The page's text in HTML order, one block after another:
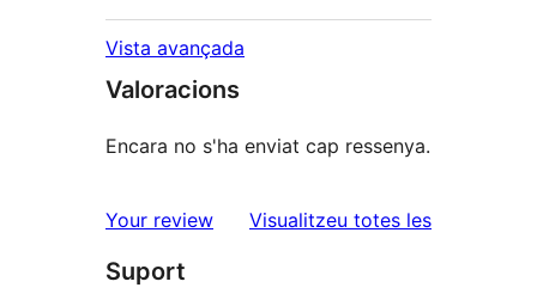
Vista avançada
Valoracions
Encara no s'ha enviat cap ressenya.
Your review Visualitzeu totes lesressenyes
Suport